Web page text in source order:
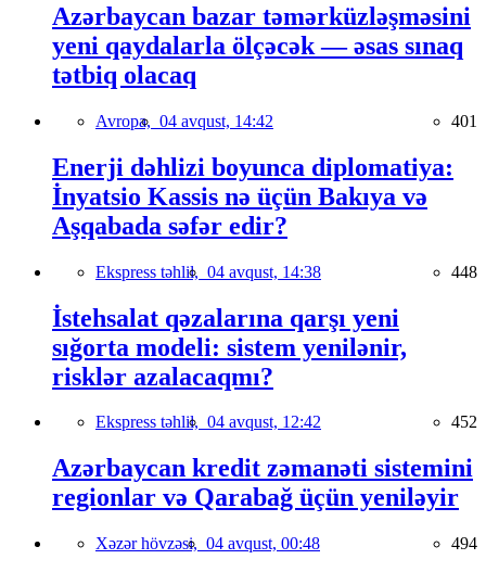
Azərbaycan bazar təmərküzləşməsini
yeni qaydalarla ölçəcək — əsas sınaq
tətbiq olacaq
Avropa, 04 avqust, 14:42 401
Enerji dəhlizi boyunca diplomatiya:
İnyatsio Kassis nə üçün Bakıya və
Aşqabada səfər edir?
Ekspress təhlil, 04 avqust, 14:38 448
İstehsalat qəzalarına qarşı yeni
sığorta modeli: sistem yenilənir,
risklər azalacaqmı?
Ekspress təhlil, 04 avqust, 12:42 452
Azərbaycan kredit zəmanəti sistemini
regionlar və Qarabağ üçün yeniləyir
Xəzər hövzəsi, 04 avqust, 00:48 494